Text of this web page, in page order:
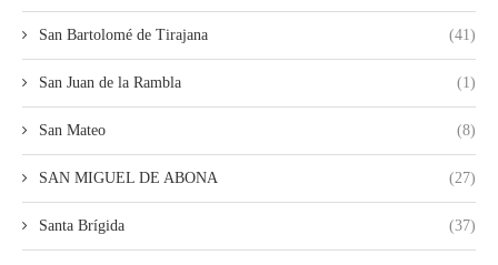
San Bartolomé de Tirajana (41)
San Juan de la Rambla (1)
San Mateo (8)
SAN MIGUEL DE ABONA (27)
Santa Brígida (37)